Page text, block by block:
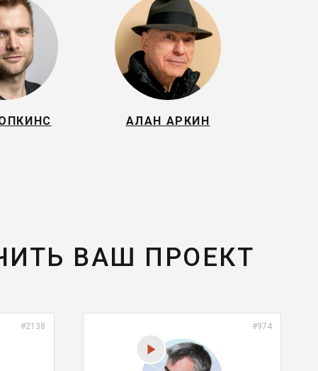
АЛАН АРКИН
ВАШ ПРОЕКТ
#2138 #974